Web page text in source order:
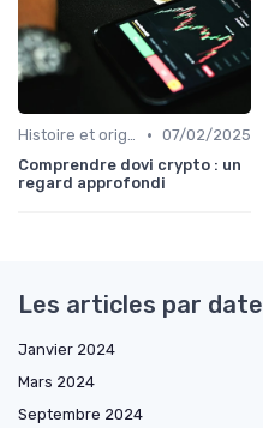
Histoire et origines des cryptomonnaies • 07/02/2025
Comprendre dovi crypto : un
regard approfondi
Les articles par date
Janvier 2024
Mars 2024
Septembre 2024